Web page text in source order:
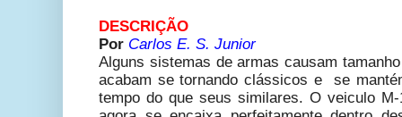
DESCRIÇÃO
Por Carlos E. S. Junior
Alguns sistemas de armas causam
acabam se tornando clássicos e se
tempo do que seus similares. O veiculo